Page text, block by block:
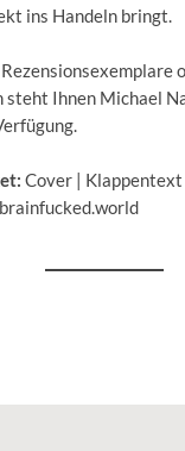
ins Handeln bringt.
steht Ihnen Michael
Cover |